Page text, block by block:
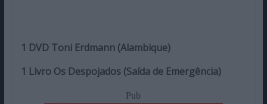
1 DVD Toni Erdmann (Alambique)
1 Livro Os Despojados (Saída de Emergência)
Pub